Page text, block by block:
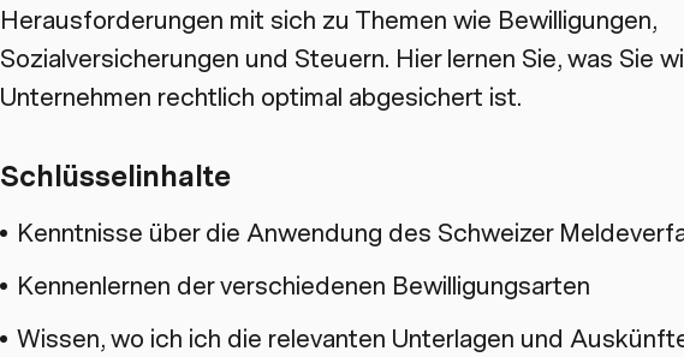
Herausforderungen mit sich zu Themen wie Bewilligungen,
Sozialversicherungen und Steuern. Hier lernen Sie, was Sie
Unternehmen rechtlich optimal abgesichert ist.
Schlüsselinhalte
Kenntnisse über die Anwendung des Schweizer
Kennenlernen der verschiedenen Bewilligungsarten
Wissen, wo ich ich die relevanten Unterlagen und